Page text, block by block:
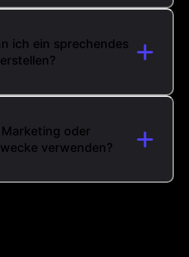
ich ein sprechendes
oder
verwenden?